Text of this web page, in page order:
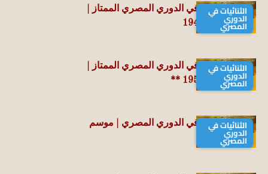
الثنائيات في
الدوري
المصري
سجل الثنائيات في الدوري المصري الممتاز |
موسم 1948-1949
الثنائيات في
الدوري
المصري
سجل الثنائيات في الدوري المصري الممتاز |
موسم 1949-1950 **
الثنائيات في
الدوري
المصري
سجل الثنائيات في الدوري المصري | موسم
1950-1951 **